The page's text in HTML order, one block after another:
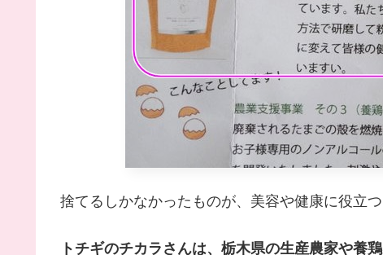
捨てるしかなかったものが、美容や健康に役立
トチギのチカラさんは、栃木県の生産農家や養